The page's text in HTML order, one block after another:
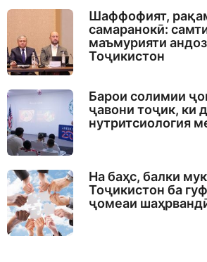
Шаффофият,
самаранокӣ:
маъмурияти
Тоҷикистон
Барои солимии
ҷавони тоҷик, ки
нутритсиология
На баҳс, балки
Тоҷикистон ба
ҷомеаи